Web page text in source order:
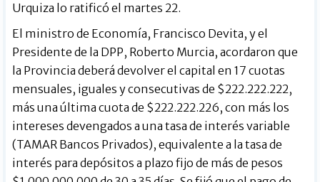
Urquiza lo ratificó el martes 22.
El ministro de Economía, Francisco Devita, y el
Presidente de la DPP, Roberto Murcia, acordaron que
la Provincia deberá devolver el capital en 17 cuotas
mensuales, iguales y consecutivas de $222.222.222,
más una última cuota de $222.222.226, con más los
intereses devengados a una tasa de interés variable
(TAMAR Bancos Privados), equivalente a la tasa de
interés para depósitos a plazo fijo de más de pesos